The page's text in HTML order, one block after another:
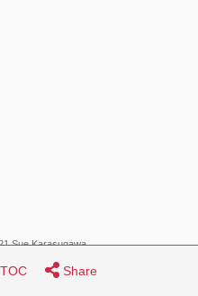
Share
Sue Karasugawa
パンヤ関連